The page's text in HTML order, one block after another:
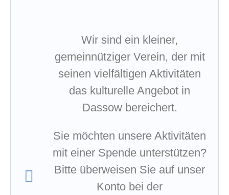
Wir sind ein kleiner,
gemeinnütziger Verein, der mit
seinen vielfältigen Aktivitäten
das kulturelle Angebot in
Dassow bereichert.
Sie möchten unsere Aktivitäten
mit einer Spende unterstützen?
Bitte überweisen Sie auf unser
Konto bei der